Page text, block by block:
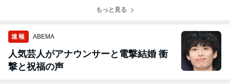
玉カラー！【在
もっと見る
速報 ABEMA
人気芸人がアナウンサーと電撃結婚 衝
撃と祝福の声